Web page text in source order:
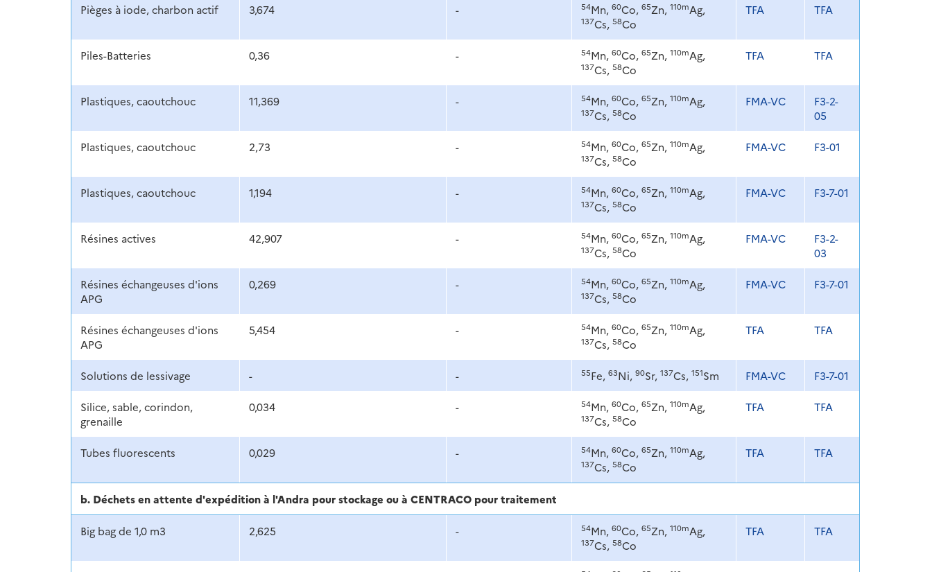
Pièges à iode, charbon actif 3,674 - 54Mn, 60Co, 65Zn, 110mAg,
137Cs, 58Co
TFA TFA
Piles-Batteries 0,36 - 54Mn, 60Co, 65Zn, 110mAg,
137Cs, 58Co
TFA TFA
Plastiques, caoutchouc 11,369 - 54Mn, 60Co, 65Zn, 110mAg,
137Cs, 58Co
FMA-VC
F3-2-
05
Plastiques, caoutchouc 2,73 - 54Mn, 60Co, 65Zn, 110mAg,
137Cs, 58Co
FMA-VC F3-01
Plastiques, caoutchouc 1,194 - 54Mn, 60Co, 65Zn, 110mAg,
137Cs, 58Co
FMA-VC F3-7-01
Résines actives 42,907 - 54Mn, 60Co, 65Zn, 110mAg,
137Cs, 58Co
FMA-VC
F3-2-
03
Résines échangeuses d'ions
APG
0,269 - 54Mn, 60Co, 65Zn, 110mAg,
137Cs, 58Co
FMA-VC F3-7-01
Résines échangeuses d'ions
APG
5,454 - 54Mn, 60Co, 65Zn, 110mAg,
137Cs, 58Co
TFA TFA
Solutions de lessivage - - 55Fe, 63Ni, 90Sr, 137Cs, 151Sm FMA-VC F3-7-01
Silice, sable, corindon,
grenaille
0,034 - 54Mn, 60Co, 65Zn, 110mAg,
137Cs, 58Co
TFA TFA
Tubes fluorescents 0,029 - 54Mn, 60Co, 65Zn, 110mAg,
137Cs, 58Co
TFA TFA
b. Déchets en attente d'expédition à l'Andra pour stockage ou à CENTRACO pour traitement
Big bag de 1,0 m3 2,625 - 54Mn, 60Co, 65Zn, 110mAg,
137Cs, 58Co
TFA TFA